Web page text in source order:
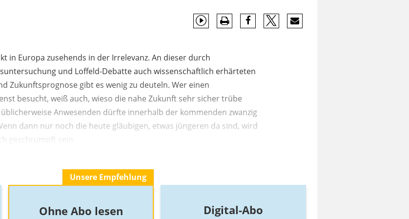
in Europa zusehends in der Irrelevanz. An dieser durch
und Loffeld-Debatte auch wissenschaftlich erhärteten
Zukunftsprognose gibt es wenig zu deuteln. Wer einen
besucht, weiß auch, wieso die nahe Zukunft sehr sicher trübe
Anwesenden dürfte innerhalb der kommenden zwanzig
dann nur noch die heute gläubigen, etwas jüngeren da sind, wird
geschrumpft sein.
Unsere Empfehlung
Ohne Abo lesen
Digital-Abo